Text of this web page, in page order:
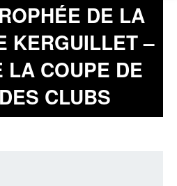
DE LA
KERGUILLET –
LA COUPE DE
CLUBS